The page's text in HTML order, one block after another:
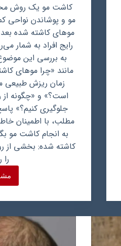
کاشت مو یک روش
مو و پوشاندن
موهای کاشته شده
رایج افراد به شمار
به بررسی این
مانند «چرا موهای
زمان ریزش طبیعی
است؟» و «چگونه
جلوگیری کنیم؟»
مطلب، با اطمینان
به انجام کاشت مو
کاشته شده: بخشی از